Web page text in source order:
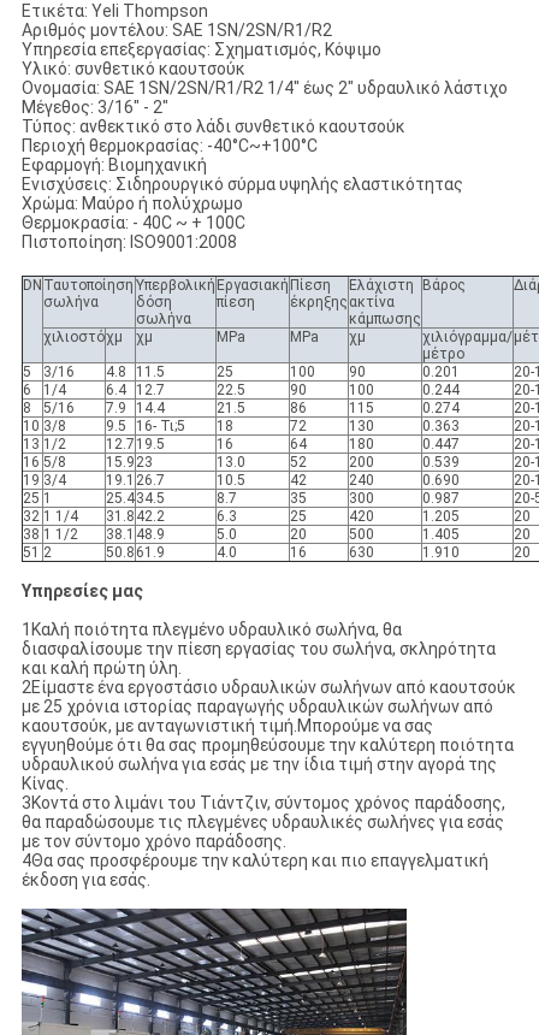
Ετικέτα: Yeli Thompson
Αριθμός μοντέλου: SAE 1SN/2SN/R1/R2
Υπηρεσία επεξεργασίας: Σχηματισμός, Κόψιμο
Υλικό: συνθετικό καουτσούκ
Ονομασία: SAE 1SN/2SN/R1/R2 1/4" έως 2" υδραυλικό λάστιχο
Μέγεθος: 3/16" - 2"
Τύπος: ανθεκτικό στο λάδι συνθετικό καουτσούκ
Περιοχή θερμοκρασίας: -40°C~+100°C
Εφαρμογή: Βιομηχανική
Ενισχύσεις: Σιδηρουργικό σύρμα υψηλής ελαστικότητας
Χρώμα: Μαύρο ή πολύχρωμο
Θερμοκρασία: - 40C ~ + 100C
Πιστοποίηση: ISO9001:2008
DN Ταυτοποίηση
σωλήνα
Υπερβολική
δόση
σωλήνα
Εργασιακή
πίεση
Πίεση
έκρηξης
Ελάχιστη
ακτίνα
κάμπωσης
Βάρος
χιλιοστόχμ χμ MPa MPa χμ
χιλιόγραμμα/
μέτρο
5 3/16 4.8 11.5 25 100 90 0.201
20-
6
1/4 6.4 12.7 22.5 90 100 0.244
20-
8
5/16 7.9 14.4 21.5 86 115 0.274
20-
10 3/8 9.5 16- Τι;5 18 72 130 0.363
20-
13 1/2 12.7 19.5 16 64 180 0.447
20-
16 5/8 15.9 23 13.0 52 200 0.539
20-
19 3/4 19.1 26.7 10.5 42 240 0.690
20-
25 1 25.434.5 8.7 35 300 0.987
20-
32 1 1/4 31.8 42.2 6.3 25 420 1.205
20
38 1 1/2 38.1 48.9 5.0 20 500 1.405
20
51 2 50.8 61.9 4.0 16 630 1.910 20
Υπηρεσίες μας
1Καλή ποιότητα πλεγμένο υδραυλικό σωλήνα, θα
διασφαλίσουμε την πίεση εργασίας του σωλήνα, σκληρότητα
και καλή πρώτη ύλη.
2Είμαστε ένα εργοστάσιο υδραυλικών σωλήνων από καουτσούκ
με 25 χρόνια ιστορίας παραγωγής υδραυλικών σωλήνων από
καουτσούκ, με ανταγωνιστική τιμή.Μπορούμε να σας
εγγυηθούμε ότι θα σας προμηθεύσουμε την καλύτερη ποιότητα
υδραυλικού σωλήνα για εσάς με την ίδια τιμή στην αγορά της
Κίνας.
3Κοντά στο λιμάνι του Τιάντζιν, σύντομος χρόνος παράδοσης,
θα παραδώσουμε τις πλεγμένες υδραυλικές σωλήνες για εσάς
με τον σύντομο χρόνο παράδοσης.
4Θα σας προσφέρουμε την καλύτερη και πιο επαγγελματική
έκδοση για εσάς.